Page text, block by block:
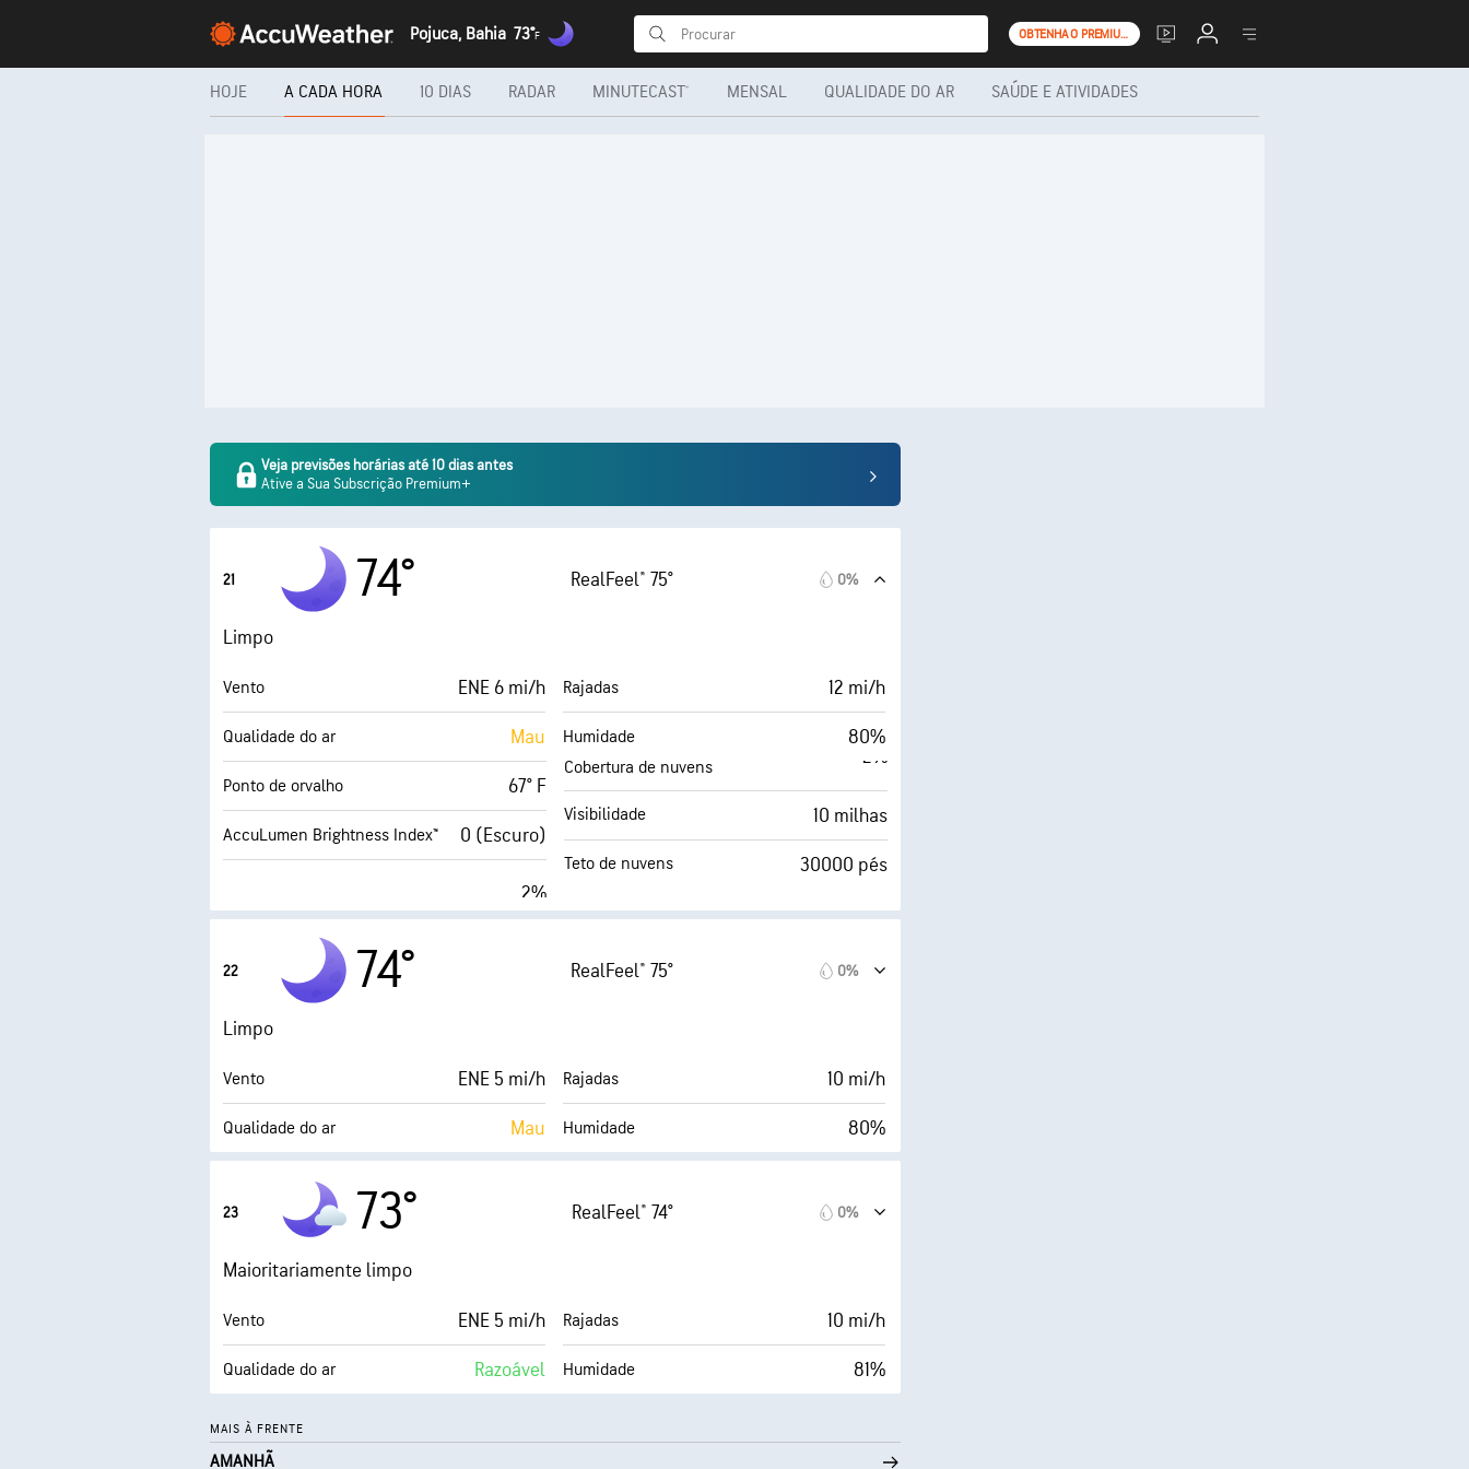
Pojuca, Bahia 73°F OBTENHA O PREMIUM+
HOJE A CADA HORA 10 DIAS RADAR MINUTECAST® MENSAL QUALIDADE DO AR SAÚDE E ATIVIDADES
Veja previsões horárias até 10 dias antes
Ative a Sua Subscrição Premium+
21 74° RealFeel® 75° 0%
Limpo
Vento ENE 6 mi/h
Qualidade do ar Mau
Rajadas 12 mi/h
Humidade 80%
Ponto de orvalho 67° F
AccuLumen Brightness Index™ 0 (Escuro)
Cobertura de nuvens
2%
Visibilidade 10 milhas
Teto de nuvens 30000 pés
22 74° RealFeel® 75° 0%
Limpo
Vento ENE 5 mi/h
Qualidade do ar Mau
Rajadas 10 mi/h
Humidade 80%
Ponto de orvalho
AccuLumen Brightness Index™
Cobertura de nuvens
Visibilidade 10 milhas
23 73° RealFeel® 74° 0%
Maioritariamente limpo
Vento ENE 5 mi/h
Qualidade do ar Razoável
Rajadas 10 mi/h
Humidade 81%
Ponto de orvalho
Cobertura de nuvens
Visibilidade 10 milhas
MAIS À FRENTE
AMANHÃ